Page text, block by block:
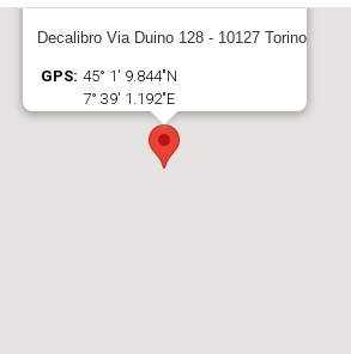
Decalibro Via Duino 128 - 10127 Torino
GPS: 45° 1' 9.844"N
7° 39' 1.192"E